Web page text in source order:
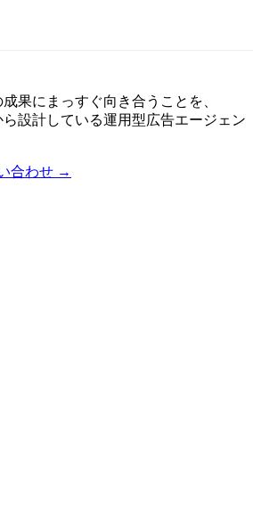
果にまっすぐ向き合うことを、
設計している運用型広告エージェン
合わせ →